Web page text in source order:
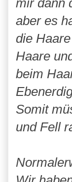
mir dann
aber es
die
Haare
beim
Somit
und Fell